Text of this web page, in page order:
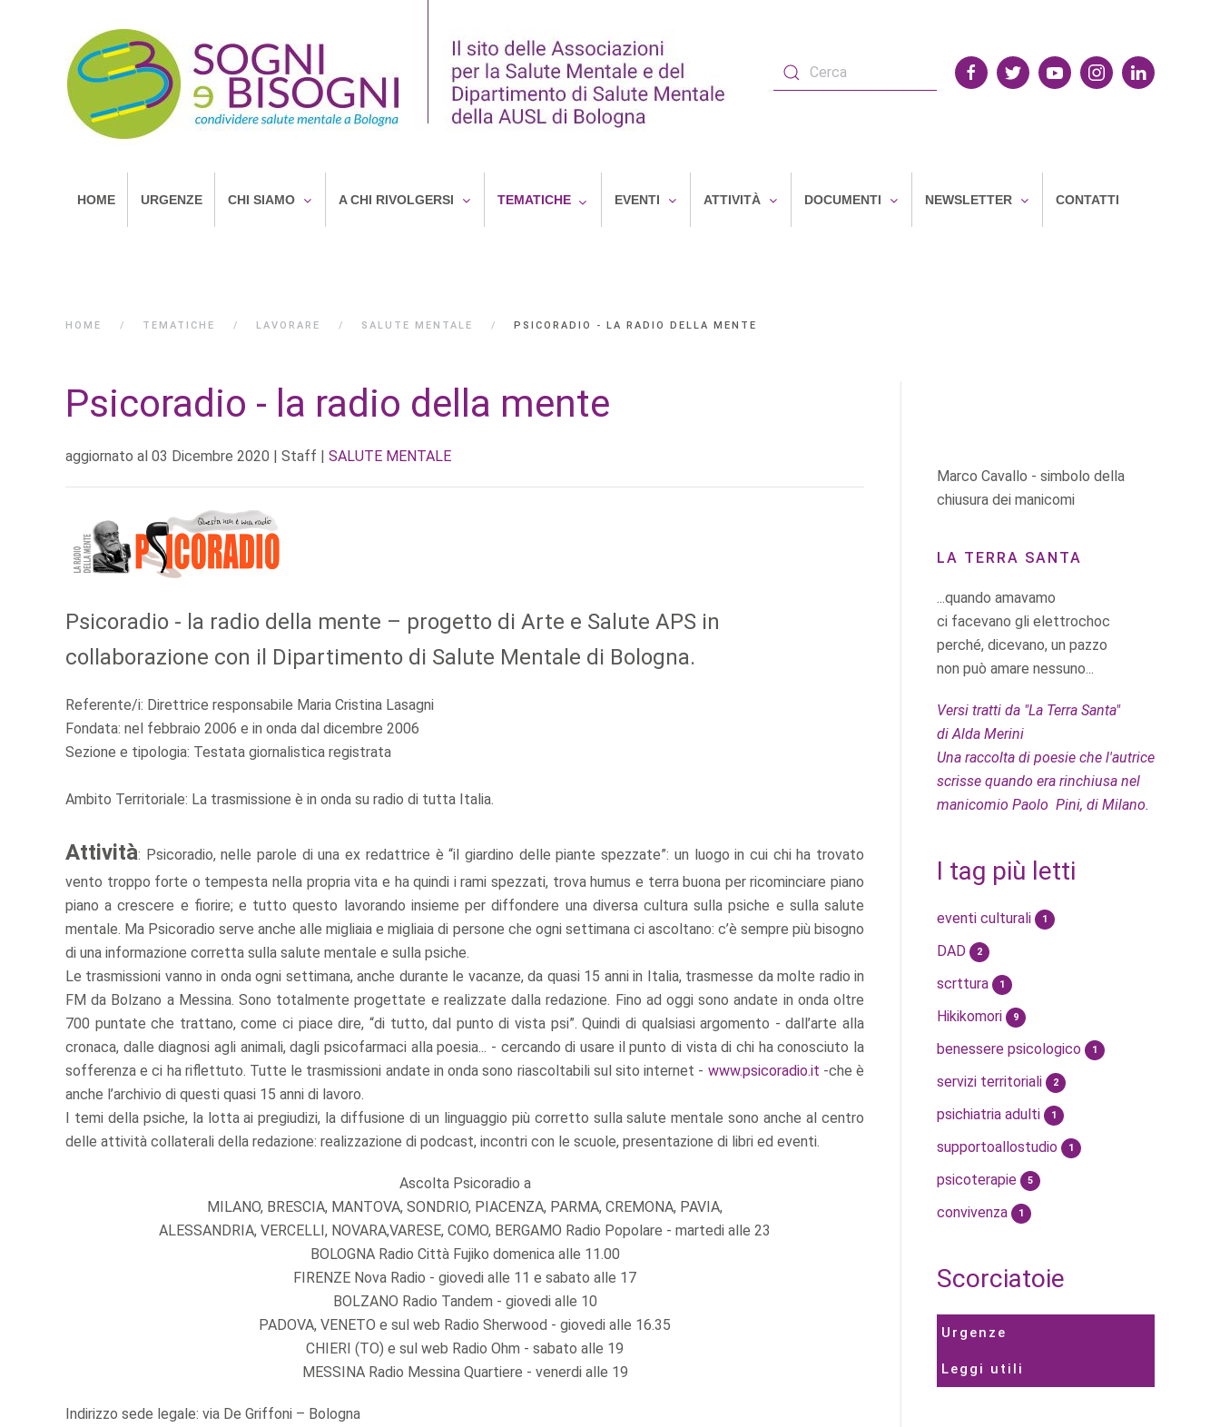
HOME URGENZE CHI SIAMO A CHI RIVOLGERSI TEMATICHE EVENTI ATTIVITÀ DOCUMENTI NEWSLETTER CONTATTI
HOME TEMATICHE LAVORARE SALUTE MENTALE PSICORADIO - LA RADIO DELLA MENTE
Psicoradio - la radio della mente
aggiornato al 03 Dicembre 2020 | Staff | SALUTE MENTALE
Psicoradio - la radio della mente – progetto di Arte e Salute APS in
collaborazione con il Dipartimento di Salute Mentale di Bologna.
Referente/i: Direttrice responsabile Maria Cristina Lasagni
Fondata: nel febbraio 2006 e in onda dal dicembre 2006
Sezione e tipologia: Testata giornalistica registrata
Ambito Territoriale: La trasmissione è in onda su radio di tutta Italia.
Attività: Psicoradio, nelle parole di una ex redattrice è “il giardino delle piante spezzate”: un luogo in cui chi ha trovato
vento troppo forte o tempesta nella propria vita e ha quindi i rami spezzati, trova humus e terra buona per ricominciare piano
piano a crescere e fiorire; e tutto questo lavorando insieme per diffondere una diversa cultura sulla psiche e sulla salute
mentale. Ma Psicoradio serve anche alle migliaia e migliaia di persone che ogni settimana ci ascoltano: c’è sempre più bisogno
di una informazione corretta sulla salute mentale e sulla psiche.
Le trasmissioni vanno in onda ogni settimana, anche durante le vacanze, da quasi 15 anni in Italia, trasmesse da molte radio in
FM da Bolzano a Messina. Sono totalmente progettate e realizzate dalla redazione. Fino ad oggi sono andate in onda oltre
700 puntate che trattano, come ci piace dire, “di tutto, dal punto di vista psi”. Quindi di qualsiasi argomento - dall’arte alla
cronaca, dalle diagnosi agli animali, dagli psicofarmaci alla poesia... - cercando di usare il punto di vista di chi ha conosciuto la
sofferenza e ci ha riflettuto. Tutte le trasmissioni andate in onda sono riascoltabili sul sito internet - www.psicoradio.it -che è
anche l’archivio di questi quasi 15 anni di lavoro.
I temi della psiche, la lotta ai pregiudizi, la diffusione di un linguaggio più corretto sulla salute mentale sono anche al centro
delle attività collaterali della redazione: realizzazione di podcast, incontri con le scuole, presentazione di libri ed eventi.
Ascolta Psicoradio a
MILANO, BRESCIA, MANTOVA, SONDRIO, PIACENZA, PARMA, CREMONA, PAVIA,
ALESSANDRIA, VERCELLI, NOVARA,VARESE, COMO, BERGAMO Radio Popolare - martedi alle 23
BOLOGNA Radio Città Fujiko domenica alle 11.00
FIRENZE Nova Radio - giovedi alle 11 e sabato alle 17
BOLZANO Radio Tandem - giovedi alle 10
PADOVA, VENETO e sul web Radio Sherwood - giovedi alle 16.35
CHIERI (TO) e sul web Radio Ohm - sabato alle 19
MESSINA Radio Messina Quartiere - venerdi alle 19
Indirizzo sede legale: via De Griffoni – Bologna
Marco Cavallo - simbolo della
chiusura dei manicomi
LA TERRA SANTA
...quando amavamo
ci facevano gli elettrochoc
perché, dicevano, un pazzo
non può amare nessuno...
Versi tratti da "La Terra Santa"
di Alda Merini
Una raccolta di poesie che l'autrice
scrisse quando era rinchiusa nel
manicomio Paolo Pini, di Milano.
I tag più letti
eventi culturali 1
DAD 2
scrttura 1
Hikikomori 9
benessere psicologico 1
servizi territoriali 2
psichiatria adulti 1
supportoallostudio 1
psicoterapie 5
convivenza 1
Scorciatoie
Urgenze
Leggi utili